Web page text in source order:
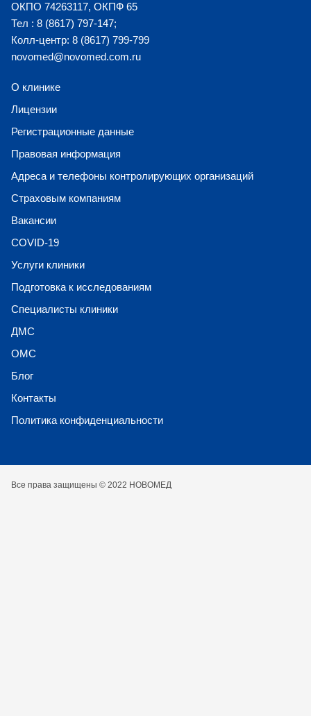
ОКПО 74263117, ОКПФ 65
Тел : 8 (8617) 797-147;
Колл-центр: 8 (8617) 799-799
novomed@novomed.com.ru
О клинике
Лицензии
Регистрационные данные
Правовая информация
Адреса и телефоны контролирующих организаций
Страховым компаниям
Вакансии
COVID-19
Услуги клиники
Подготовка к исследованиям
Специалисты клиники
ДМС
ОМС
Блог
Контакты
Политика конфиденциальности
Все права защищены © 2022 НОВОМЕД